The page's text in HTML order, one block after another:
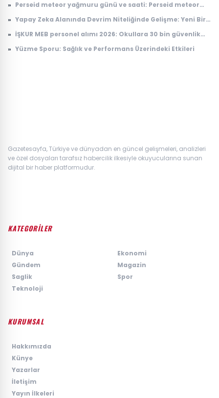
» Perseid meteor yağmuru günü ve saati: Perseid meteor
» Yapay Zeka Alanında Devrim Niteliğinde Gelişme: Yeni Bir
» İŞKUR MEB personel alımı 2026: Okullara 30 bin güvenlik
» Yüzme Sporu: Sağlık ve Performans Üzerindeki Etkileri
Gazetesayfa, Türkiye ve dünyadan en güncel gelişmeleri, analizleri
ve özel dosyaları tarafsız habercilik ilkesiyle okuyucularına sunan
dijital bir haber platformudur.
KATEGORİLER
Dünya
Ekonomi
Gündem
Magazin
Saglik
Spor
Teknoloji
KURUMSAL
Hakkımızda
Künye
Yazarlar
İletişim
Yayın İlkeleri